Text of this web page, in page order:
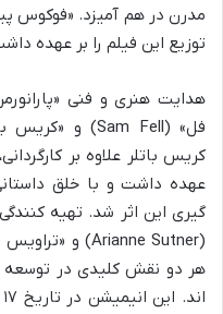
توزیع این فیلم را بر عهده
هدایت هنری و فنی
کریس باتلر علاوه بر
عهده داشت و با خلق
گیری این اثر شد. تهیه کنندگی
هر دو نقش کلیدی در توسعه و